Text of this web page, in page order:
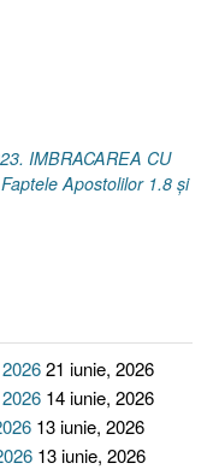
IMBRACAREA CU
Faptele Apostolilor 1.8 și
21 iunie, 2026
14 iunie, 2026
13 iunie, 2026
13 iunie, 2026